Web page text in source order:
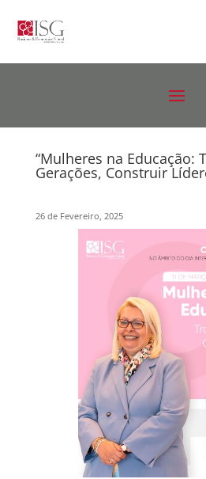
“Mulheres na Educação:
Gerações, Construir
26 de Fevereiro, 2025